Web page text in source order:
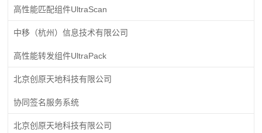
高性能匹配组件UltraScan
中移（杭州）信息技术有限公司
高性能转发组件UltraPack
北京创原天地科技有限公司
协同签名服务系统
北京创原天地科技有限公司